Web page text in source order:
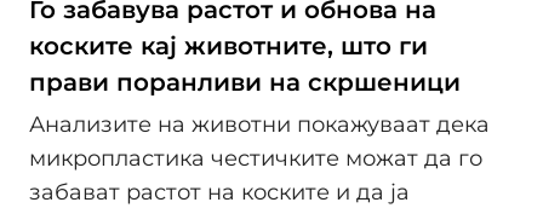
Го забавува растот и обнова на
коските кај животните, што ги
прави поранливи на скршеници
Анализите на животни покажуваат дека
микропластика честичките можат да го
забават растот на коските и да ја